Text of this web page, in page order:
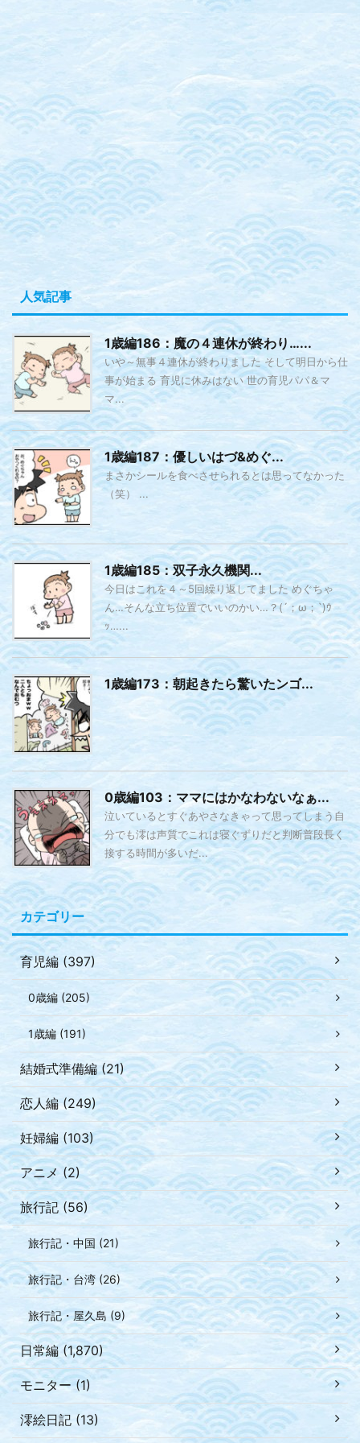
人気記事
1歳編186：魔の４連休が終わり…...
いや～無事４連休が終わりました そして明日から仕
事が始まる 育児に休みはない 世の育児パパ＆マ
マ...
1歳編187：優しいはづ&めぐ...
まさかシールを食べさせられるとは思ってなかった
（笑） ...
1歳編185：双子永久機関...
今日はこれを４～5回繰り返してました めぐちゃ
ん…そんな立ち位置でいいのかい…？(´；ω；`)ｳ
ｯ…...
1歳編173：朝起きたら驚いたンゴ...
0歳編103：ママにはかなわないなぁ...
泣いているとすぐあやさなきゃって思ってしまう自
分でも澪は声質でこれは寝ぐずりだと判断普段長く
接する時間が多いだ...
カテゴリー
育児編 (397)
0歳編 (205)
1歳編 (191)
結婚式準備編 (21)
恋人編 (249)
妊婦編 (103)
アニメ (2)
旅行記 (56)
旅行記・中国 (21)
旅行記・台湾 (26)
旅行記・屋久島 (9)
日常編 (1,870)
モニター (1)
澪絵日記 (13)